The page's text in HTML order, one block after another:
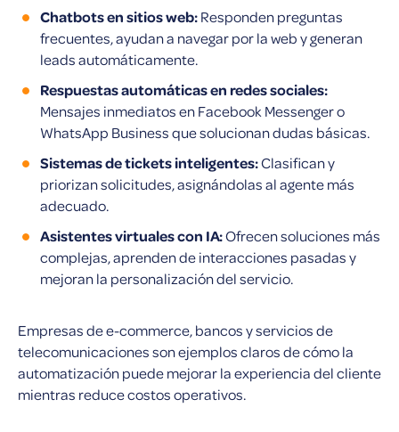
Chatbots en sitios web:Responden preguntas
frecuentes, ayudan a navegar por la web y generan
leads automáticamente.
Respuestas automáticas en redes sociales:
Mensajes inmediatos en Facebook Messenger o
WhatsApp Business que solucionan dudas básicas.
Sistemas de tickets inteligentes:Clasifican y
priorizan solicitudes, asignándolas al agente más
adecuado.
Asistentes virtuales con IA:Ofrecen soluciones más
complejas, aprenden de interacciones pasadas y
mejoran la personalización del servicio.
Empresas de e-commerce, bancos y servicios de
telecomunicaciones son ejemplos claros de cómo la
automatización puede mejorar la experiencia del cliente
mientras reduce costos operativos.